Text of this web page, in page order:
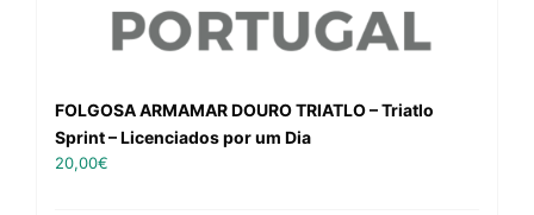
FOLGOSA ARMAMAR DOURO TRIATLO – Triatlo
Sprint – Licenciados por um Dia
20,00€